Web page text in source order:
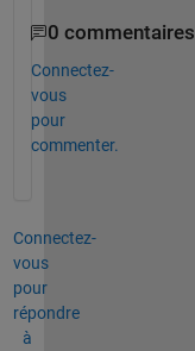
0 commentaires
Connectez-
vous
pour
commenter.
Connectez-
vous
pour
répondre
à